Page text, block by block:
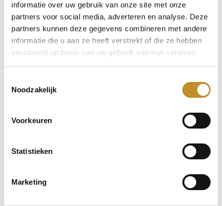
informatie over uw gebruik van onze site met onze
partners voor social media, adverteren en analyse. Deze
partners kunnen deze gegevens combineren met andere
informatie die u aan ze heeft verstrekt of die ze hebben
verzameld op basis van uw gebruik van hun services.
Noodzakelijk
Voorkeuren
Statistieken
Marketing